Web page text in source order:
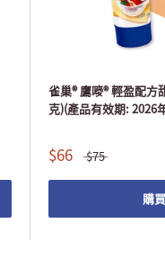
雀巢® 鷹嘜® 輕盈配方
克)(產品有效期: 2026
$66 $75
購